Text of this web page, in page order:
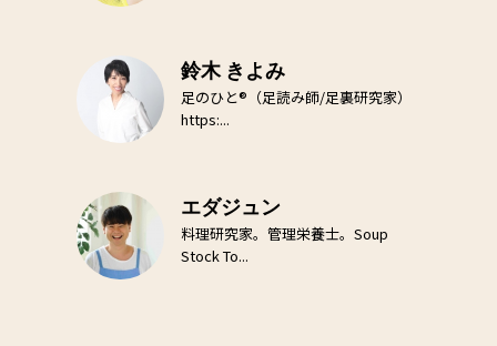
鈴木 きよみ
足のひと®（足読み師/足裏研究家）
https:...
エダジュン
料理研究家。管理栄養士。Soup
Stock To...